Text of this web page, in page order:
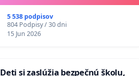
5 538 podpisov
804 Podpisy / 30 dni
15 Jun 2026
Deti si zaslúžia bezpečnú školu,